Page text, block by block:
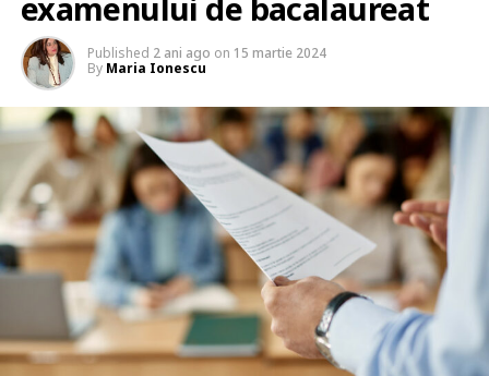
Published 2 ani ago on 15 martie 2024
By Maria Ionescu